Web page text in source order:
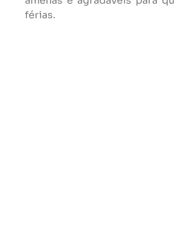
férias.